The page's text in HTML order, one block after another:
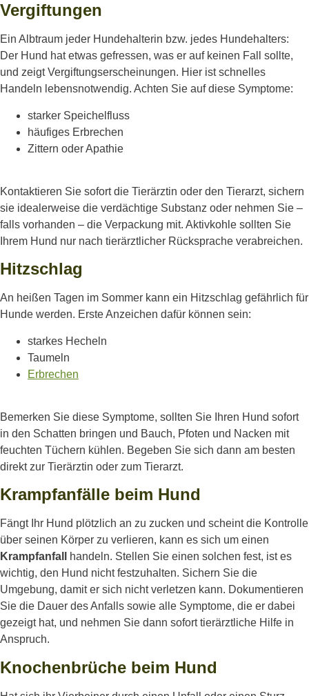
Vergiftungen
Ein Albtraum jeder Hundehalterin bzw. jedes Hundehalters:
Der Hund hat etwas gefressen, was er auf keinen Fall sollte,
und zeigt Vergiftungserscheinungen. Hier ist schnelles
Handeln lebensnotwendig. Achten Sie auf diese Symptome:
starker Speichelfluss
häufiges Erbrechen
Zittern oder Apathie
Kontaktieren Sie sofort die Tierärztin oder den Tierarzt, sichern
sie idealerweise die verdächtige Substanz oder nehmen Sie –
falls vorhanden – die Verpackung mit. Aktivkohle sollten Sie
Ihrem Hund nur nach tierärztlicher Rücksprache verabreichen.
Hitzschlag
An heißen Tagen im Sommer kann ein Hitzschlag gefährlich für
Hunde werden. Erste Anzeichen dafür können sein:
starkes Hecheln
Taumeln
Erbrechen
Bemerken Sie diese Symptome, sollten Sie Ihren Hund sofort
in den Schatten bringen und Bauch, Pfoten und Nacken mit
feuchten Tüchern kühlen. Begeben Sie sich dann am besten
direkt zur Tierärztin oder zum Tierarzt.
Krampfanfälle beim Hund
Fängt Ihr Hund plötzlich an zu zucken und scheint die Kontrolle
über seinen Körper zu verlieren, kann es sich um einen
Krampfanfall
handeln. Stellen Sie einen solchen fest, ist es
wichtig, den Hund nicht festzuhalten. Sichern Sie die
Umgebung, damit er sich nicht verletzen kann. Dokumentieren
Sie die Dauer des Anfalls sowie alle Symptome, die er dabei
gezeigt hat, und nehmen Sie dann sofort tierärztliche Hilfe in
Anspruch.
Knochenbrüche beim Hund